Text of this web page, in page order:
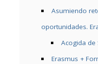
Asumiendo
oportunidades.
Acogida de
Erasmus +